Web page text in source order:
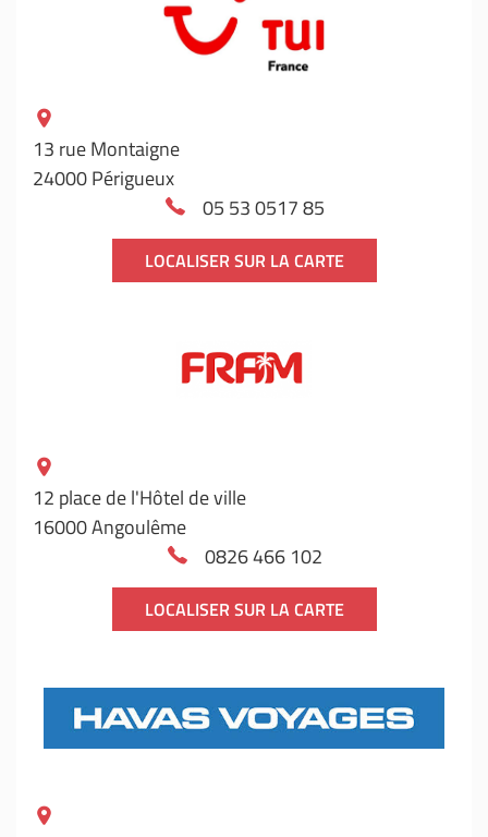
13 rue Montaigne
24000 Périgueux
05 53 0517 85
LOCALISER SUR LA CARTE
12 place de l'Hôtel de ville
16000 Angoulême
0826 466 102
LOCALISER SUR LA CARTE